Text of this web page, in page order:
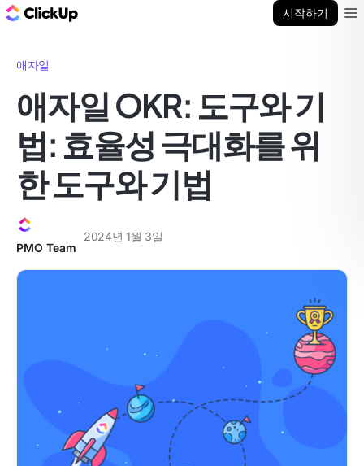
시작하기
애자일
애자일 OKR: 도구와 기
법: 효율성 극대화를 위
한 도구와 기법
PMO Team
2024년 1월 3일